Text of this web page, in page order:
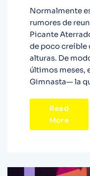
Normalmente
rumores de
Picante
de poco creíble
alturas. De
últimos meses,
Gimnasta— la
Read
More